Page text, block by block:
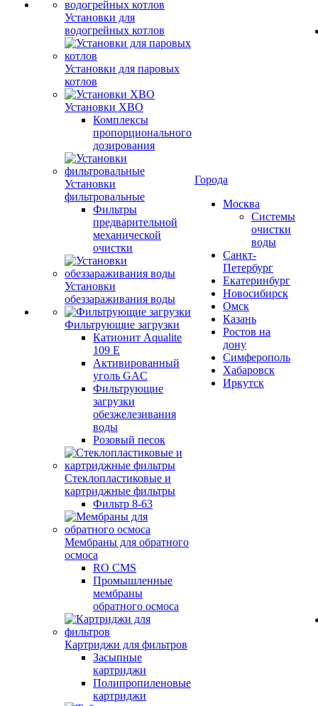
Установки для
водогрейных котлов
Установки для паровых
котлов
Установки ХВО
Комплексы
пропорционального
дозирования
Установки
фильтровальные
Фильтры
предварительной
механической
очистки
Установки
обеззараживания воды
Фильтрующие загрузки
Катионит Aqualite
109 E
Активированный
уголь GAC
Фильтрующие
загрузки
обезжелезивания
воды
Розовый песок
Стеклопластиковые и
картриджные фильтры
Фильтр 8-63
Мембраны для обратного
осмоса
RO CMS
Промышленные
мембраны
обратного осмоса
Картриджи для фильтров
Засыпные
картриджи
Полипропиленовые
картриджи
Города
Москва
Системы
очистки
воды
Санкт-
Петербург
Екатеринбург
Новосибирск
Омск
Казань
Ростов на
дону
Симферополь
Хабаровск
Иркутск